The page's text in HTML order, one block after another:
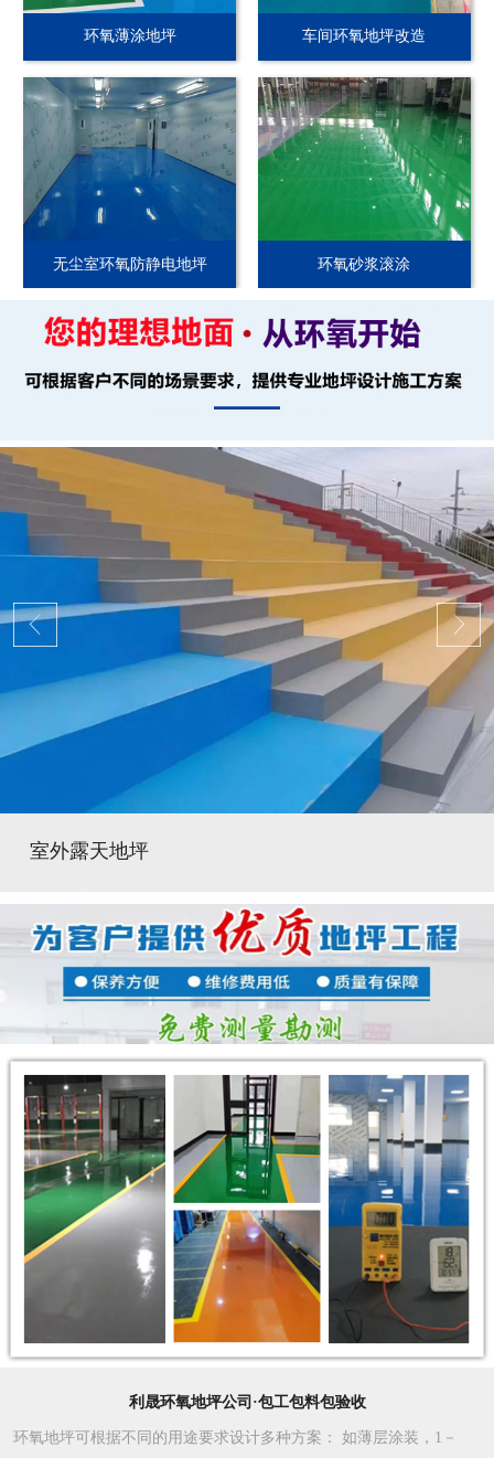
环氧薄涂地坪 车间环氧地坪改造
无尘室环氧防静电地坪 环氧砂浆滚涂
室外露天地坪
利晟环氧地坪公司·包工包料包验收
环氧地坪可根据不同的用途要求设计多种方案 ： 如薄层涂装，1－